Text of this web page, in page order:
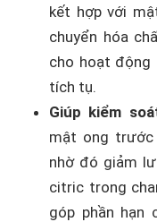
kết hợp với
chuyển hóa
cho hoạt động
tích tụ.
Giúp kiểm
mật ong
nhờ đó giảm
citric trong
góp phần hạn